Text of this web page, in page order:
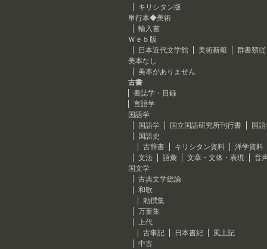
キリシタン版
単行本◆美術
輸入書
Ｗｅｂ版
日本近代文学館
美術新報
群書類
美本なし
美本がありません
古書
書誌学・目録
言語学
国語学
国語学
国立国語研究所刊行書
国
国語史
古辞書
キリシタン資料
洋学資料
文法
語彙 文章・文体・表現
音
国文学
古典文学総論
和歌
勅撰集
万葉集
上代
古事記
日本書紀
風土記
中古